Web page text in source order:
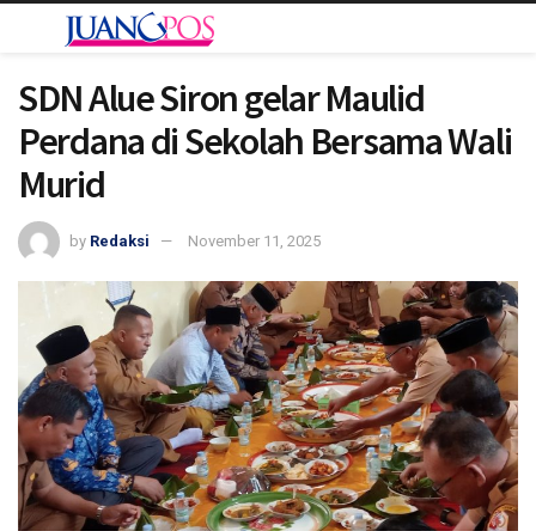
SDN Alue Siron gelar Maulid
Perdana di Sekolah Bersama Wali
Murid
by Redaksi November 11, 2025